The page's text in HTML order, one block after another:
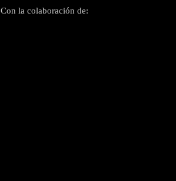
Con la colaboración de: